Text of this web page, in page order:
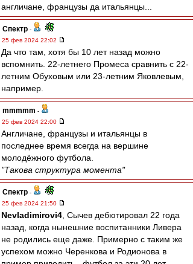
англичане, французы да итальянцы...
Спектр -
25 фев 2024 22:02
Да что там, хотя бы 10 лет назад можно
вспомнить. 22-летнего Промеса сравнить с 22-
летним Обуховым или 23-летним Яковлевым,
например.
mmmmm -
25 фев 2024 22:00
Англичане, французы и итальянцы в
последнее время всегда на вершине
молодёжного футбола.
"Такова структура момента"
Спектр -
25 фев 2024 21:50
Nevladimirovi4 , Сычев дебютировал 22 года
назад, когда нынешние воспитанники Ливера
не родились еще даже. Примерно с таким же
успехом можно Черенкова и Родионова в